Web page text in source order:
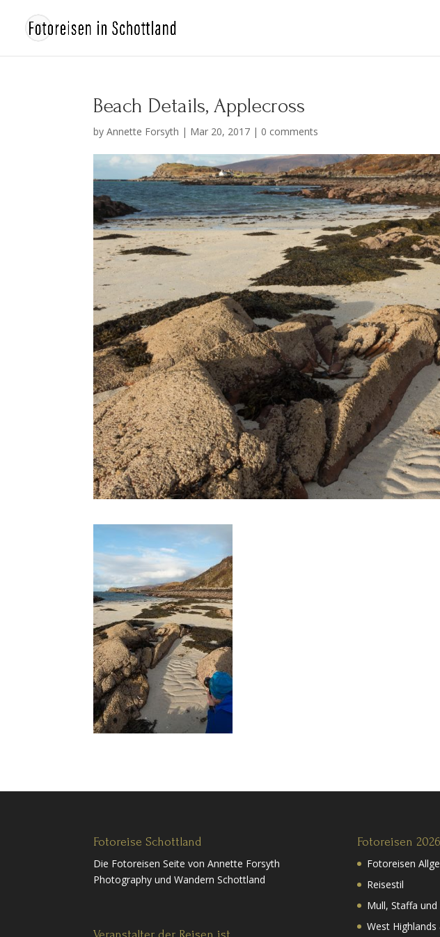
Beach Details, Applecross
byAnnette Forsyth | Mar 20, 2017 | 0 comments
Fotoreise Schottland
Die Fotoreisen Seite von Annette Forsyth
Photography und Wandern Schottland
Fotoreisen 2026
Fotoreisen
Reisestil
Mull, Staffa
West